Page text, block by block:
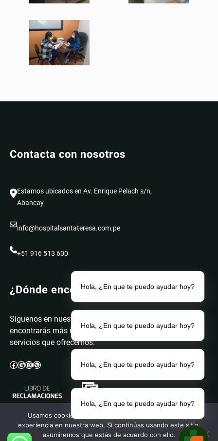
Contacta con nosotros
Estamos ubicados en Av. Enrique Pelach s/n,
Abancay
info@hospitalsantateresa.com.pe
+51 916 513 600
¿Dónde encontrarnos?
Síguenos en nuestras redes. Donde
encontrarás más información sobre los
servicios que ofrecemos.
Facebook Google InstagramWhatsApp
Usamos cookies para asegurar que te damos la mejor
experiencia en nuestra web. Si continúas usando este sitio,
asumiremos que estás de acuerdo con ello.
Hola, ¿En que te puedo ayudar hoy?
Hola, ¿En que te puedo ayudar hoy?
Hola, ¿En que te puedo ayudar hoy?
Hola, ¿En que te puedo ayudar hoy?